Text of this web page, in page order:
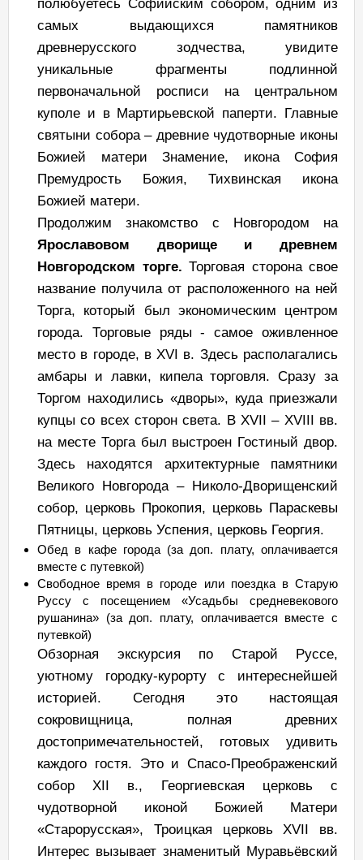
полюбуетесь Софийским собором, одним из
самых выдающихся памятников
древнерусского зодчества, увидите
уникальные фрагменты подлинной
первоначальной росписи на центральном
куполе и в Мартирьевской паперти. Главные
святыни собора – древние чудотворные иконы
Божией матери Знамение, икона София
Премудрость Божия, Тихвинская икона
Божией матери.
Продолжим знакомство с Новгородом на
Ярославовом дворище и древнем
Новгородском торге. Торговая сторона свое
название получила от расположенного на ней
Торга, который был экономическим центром
города. Торговые ряды - самое оживленное
место в городе, в XVI в. Здесь располагались
амбары и лавки, кипела торговля. Сразу за
Торгом находились «дворы», куда приезжали
купцы со всех сторон света. В XVII – XVIII вв.
на месте Торга был выстроен Гостиный двор.
Здесь находятся архитектурные памятники
Великого Новгорода – Николо-Дворищенский
собор, церковь Прокопия, церковь Параскевы
Пятницы, церковь Успения, церковь Георгия.
Обед в кафе города (за доп. плату, оплачивается
вместе с путевкой)
Свободное время в городе или поездка в Старую
Руссу с посещением «Усадьбы средневекового
рушанина» (за доп. плату, оплачивается вместе с
путевкой)
Обзорная экскурсия по Старой Руссе,
уютному городку-курорту с интереснейшей
историей. Сегодня это настоящая
сокровищница, полная древних
достопримечательностей, готовых удивить
каждого гостя. Это и Спасо-Преображенский
собор XII в., Георгиевская церковь с
чудотворной иконой Божией Матери
«Старорусская», Троицкая церковь XVII вв.
Интерес вызывает знаменитый Муравьёвский